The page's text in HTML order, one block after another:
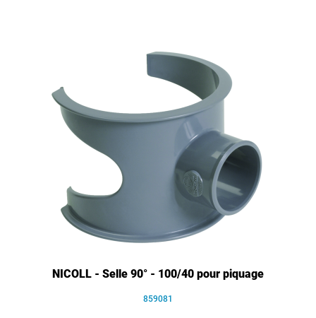
NICOLL - Selle 90° - 100/40 pour piquage
859081